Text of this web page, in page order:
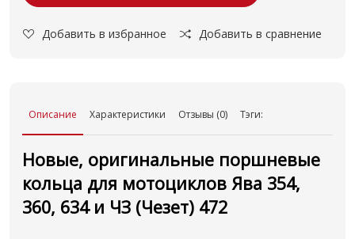
Добавить в избранное Добавить в сравнение
Описание Характеристики Отзывы (0) Тэги:
Новые, оригинальные поршневые
кольца для мотоциклов Ява 354,
360, 634 и ЧЗ (Чезет) 472